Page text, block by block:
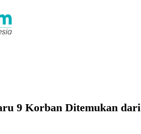
9 Korban Ditemukan